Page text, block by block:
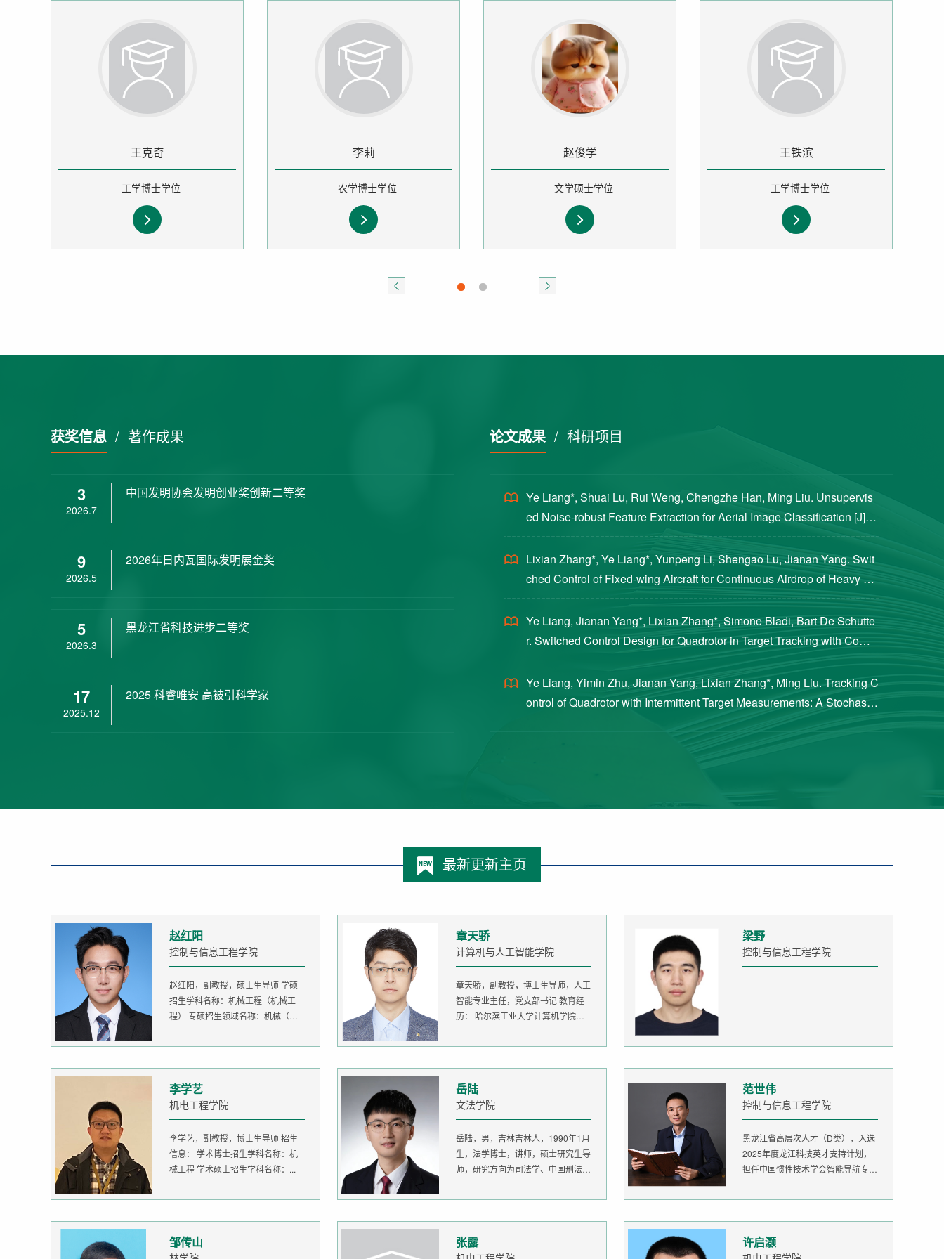
王克奇
工学博士学位
李莉
农学博士学位
赵俊学
文学硕士学位
王铁滨
工学博士学位
获奖信息 / 著作成果
3
2026.7
中国发明协会发明创业奖创新二等奖
9
2026.5
2026年日内瓦国际发明展金奖
5
2026.3
黑龙江省科技进步二等奖
17
2025.12
2025 科睿唯安 高被引科学家
论文成果/ 科研项目
Ye Liang*, Shuai Lu, Rui Weng, Chengzhe Han, Ming Liu. Unsupervis
ed Noise-robust Feature Extraction for Aerial Image Classification [J]. S
cience China Technological Sciences, 2020, 63(8): 1406-1415...
Lixian Zhang*, Ye Liang*, Yunpeng Li, Shengao Lu, Jianan Yang. Swit
ched Control of Fixed-wing Aircraft for Continuous Airdrop of Heavy Pa
yloads [J]. Journal of Guidance, Control, and Dynamics, 2023...
Ye Liang, Jianan Yang*, Lixian Zhang*, Simone Bladi, Bart De Schutte
r. Switched Control Design for Quadrotor in Target Tracking with Compl
ex Intermittent Measurements [J]. Journal of Guidance, Cont...
Ye Liang, Yimin Zhu, Jianan Yang, Lixian Zhang*, Ming Liu. Tracking C
ontrol of Quadrotor with Intermittent Target Measurements: A Stochastic
最新更新主页
赵红阳
控制与信息工程学院
赵红阳，副教授，硕士生导师 学硕
招生学科名称：机械工程（机械工
程） 专硕招生领域名称：机械（机
章天骄
计算机与人工智能学院
章天骄，副教授，博士生导师，人工
智能专业主任，党支部书记 教育经
历： 哈尔滨工业大学计算机学院
梁野
控制与信息工程学院
李学艺
机电工程学院
李学艺，副教授，博士生导师 招生
信息： 学术博士招生学科名称：机
械工程 学术硕士招生学科名称：...
岳陆
文法学院
岳陆，男，吉林吉林人，1990年1月
生，法学博士，讲师，硕士研究生导
师，研究方向为司法学、中国刑法
范世伟
控制与信息工程学院
黑龙江省高层次人才（D类），入选
2025年度龙江科技英才支持计划，
担任中国惯性技术学会智能导航专委
邹传山 张露 许启灏